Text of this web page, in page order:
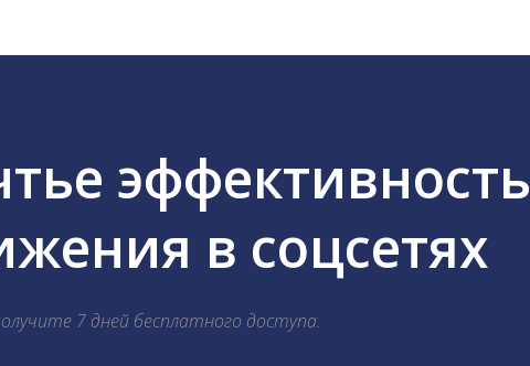
эффективность
в соцсетях
7 дней бесплатного доступа.